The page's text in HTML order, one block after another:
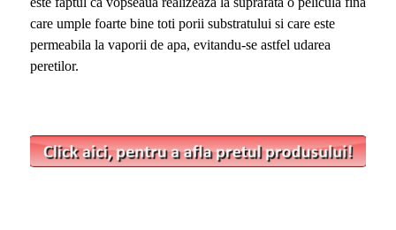
care umple foarte bine toti porii substratului si care este
permeabila la vaporii de apa, evitandu-se astfel udarea
peretilor.